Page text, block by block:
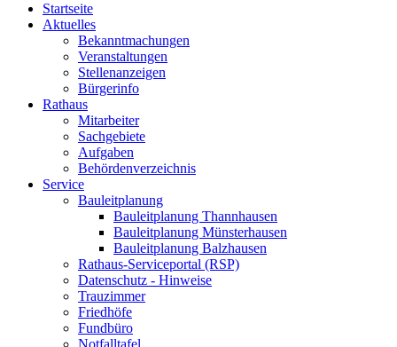
Startseite
Aktuelles
Bekanntmachungen
Veranstaltungen
Stellenanzeigen
Bürgerinfo
Rathaus
Mitarbeiter
Sachgebiete
Aufgaben
Behördenverzeichnis
Service
Bauleitplanung
Bauleitplanung Thannhausen
Bauleitplanung Münsterhausen
Bauleitplanung Balzhausen
Rathaus-Serviceportal (RSP)
Datenschutz - Hinweise
Trauzimmer
Friedhöfe
Fundbüro
Notfalltafel